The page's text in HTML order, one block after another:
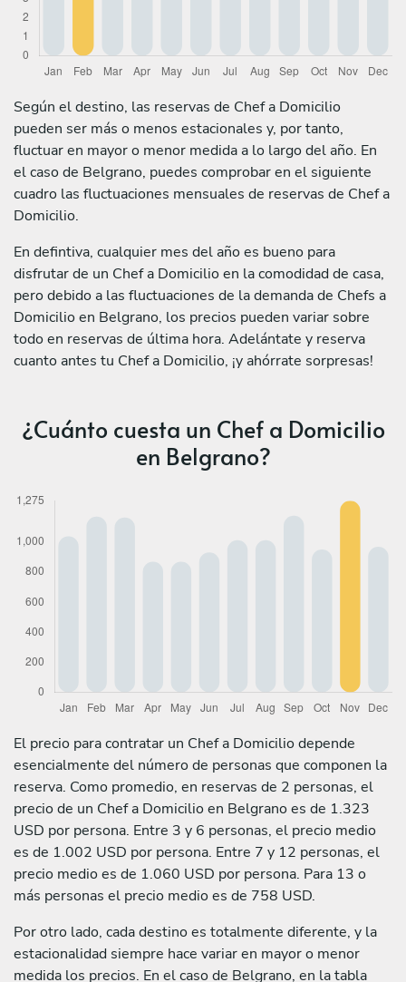
Según el destino, las reservas de Chef a Domicilio
pueden ser más o menos estacionales y, por tanto,
fluctuar en mayor o menor medida a lo largo del año. En
el caso de Belgrano, puedes comprobar en el siguiente
cuadro las fluctuaciones mensuales de reservas de Chef a
Domicilio.
En defintiva, cualquier mes del año es bueno para
disfrutar de un Chef a Domicilio en la comodidad de casa,
pero debido a las fluctuaciones de la demanda de Chefs a
Domicilio en Belgrano, los precios pueden variar sobre
todo en reservas de última hora. Adelántate y reserva
cuanto antes tu Chef a Domicilio, ¡y ahórrate sorpresas!
¿Cuánto cuesta un Chef a Domicilio
en Belgrano?
El precio para contratar un Chef a Domicilio depende
esencialmente del número de personas que componen la
reserva. Como promedio, en reservas de 2 personas, el
precio de un Chef a Domicilio en Belgrano es de 1.323
USD por persona. Entre 3 y 6 personas, el precio medio
es de 1.002 USD por persona. Entre 7 y 12 personas, el
precio medio es de 1.060 USD por persona. Para 13 o
más personas el precio medio es de 758 USD.
Por otro lado, cada destino es totalmente diferente, y la
estacionalidad siempre hace variar en mayor o menor
medida los precios. En el caso de Belgrano, en la tabla